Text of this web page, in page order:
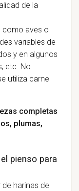
de la
aves o
variables de
y en algunos
etc. No
utiliza carne
completas
plumas,
pienso para
harinas de